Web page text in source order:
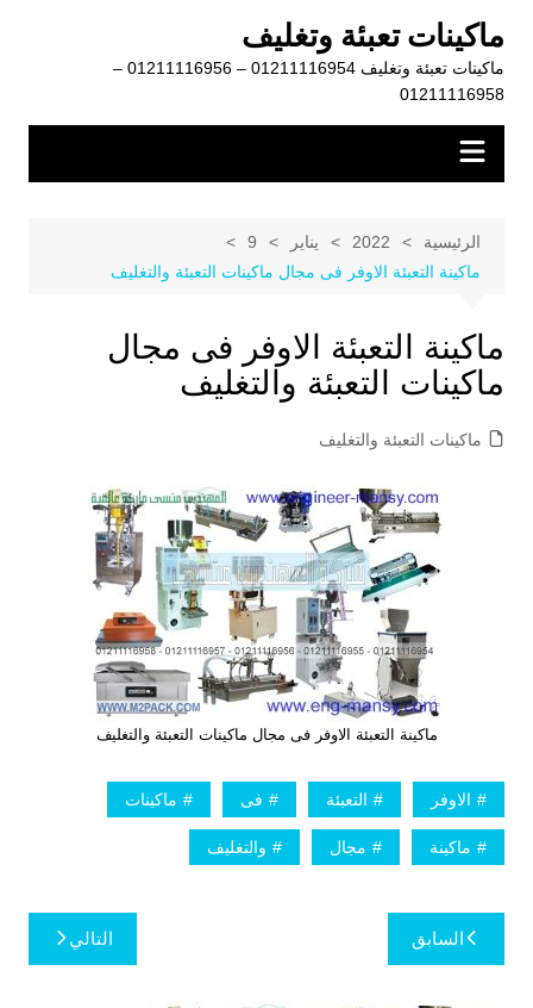
المحتوى
ماكينات تعبئة وتغليف
ماكينات تعبئة وتغليف 01211116954 – 01211116956 –
01211116958
الرئيسية 2022 يناير
9
ماكينة التعبئة الاوفر فى مجال ماكينات التعبئة والتغليف
ماكينة التعبئة الاوفر فى مجال
ماكينات التعبئة والتغليف
ماكينات التعبئة والتغليف
ماكينة التعبئة الاوفر فى مجال ماكينات التعبئة والتغليف
الاوفر التعبئة فى ماكينات
ماكينة مجال والتغليف
تصفّح
المقالات
السابق التالي